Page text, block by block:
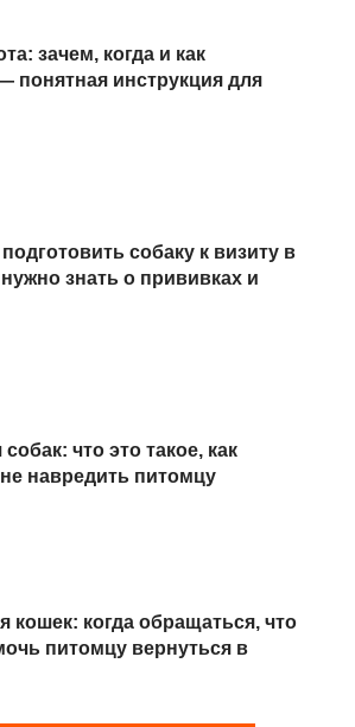
зачем, когда и как
понятная инструкция для
собаку к визиту в
знать о прививках и
что это такое, как
навредить питомцу
кошек: когда обращаться, что
питомцу вернуться в